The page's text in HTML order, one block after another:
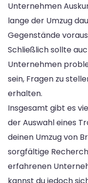
Unternehmen
lange der Umzug
Gegenstände
Schließlich sollte
Unternehmen
sein, Fragen zu
erhalten.
Insgesamt gibt es
der Auswahl eines
deinen Umzug von
sorgfältige
erfahrenen